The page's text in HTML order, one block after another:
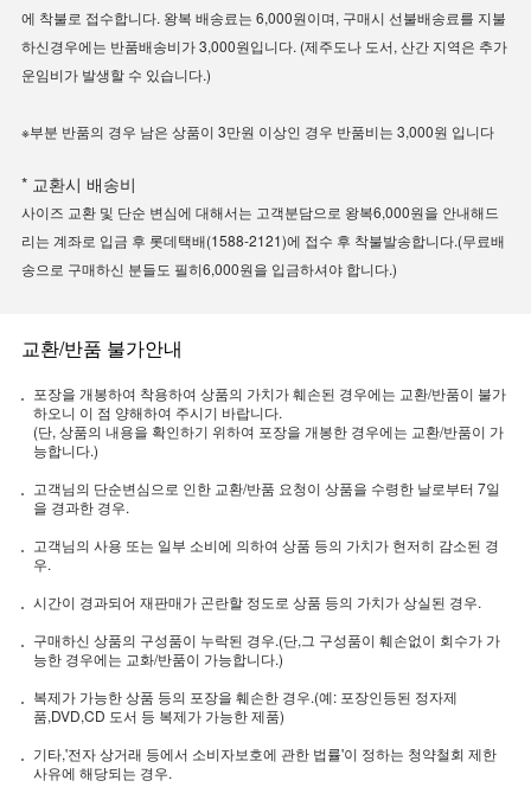
에 착불로 접수합니다. 왕복 배송료는 6,000원이며, 구매시 선불배송료를 지불
하신경우에는 반품배송비가 3,000원입니다. (제주도나 도서, 산간 지역은 추가
운임비가 발생할 수 있습니다.)
※부분 반품의 경우 남은 상품이 3만원 이상인 경우 반품비는 3,000원 입니다
* 교환시 배송비
사이즈 교환 및 단순 변심에 대해서는 고객분담으로 왕복6,000원을 안내해드
리는 계좌로 입금 후 롯데택배(1588-2121)에 접수 후 착불발송합니다.(무료배
송으로 구매하신 분들도 필히6,000원을 입금하셔야 합니다.)
교환/반품 불가안내
포장을 개봉하여 착용하여 상품의 가치가 훼손된 경우에는 교환/반품이 불가
하오니 이 점 양해하여 주시기 바랍니다.
(단, 상품의 내용을 확인하기 위하여 포장을 개봉한 경우에는 교환/반품이 가
능합니다.)
고객님의 단순변심으로 인한 교환/반품 요청이 상품을 수령한 날로부터 7일
을 경과한 경우.
고객님의 사용 또는 일부 소비에 의하여 상품 등의 가치가 현저히 감소된 경
우.
시간이 경과되어 재판매가 곤란할 정도로 상품 등의 가치가 상실된 경우.
구매하신 상품의 구성품이 누락된 경우.(단,그 구성품이 훼손없이 회수가 가
능한 경우에는 교화/반품이 가능합니다.)
복제가 가능한 상품 등의 포장을 훼손한 경우.(예: 포장인등된 정자제
품,DVD,CD 도서 등 복제가 가능한 제품)
기타,'전자 상거래 등에서 소비자보호에 관한 법률'이 정하는 청약철회 제한
사유에 해당되는 경우.